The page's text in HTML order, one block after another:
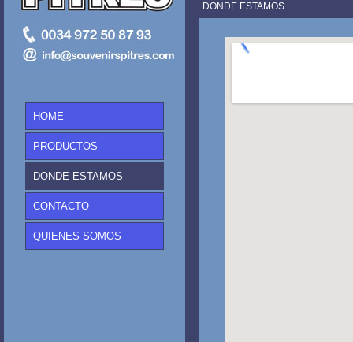
HOME
PRODUCTOS
DONDE ESTAMOS
CONTACTO
QUIENES SOMOS
DONDE ESTAMOS